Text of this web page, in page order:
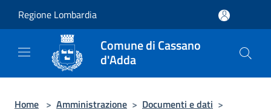
Regione Lombardia
Comune di Cassano
d'Adda
Home > Amministrazione > Documenti e dati >